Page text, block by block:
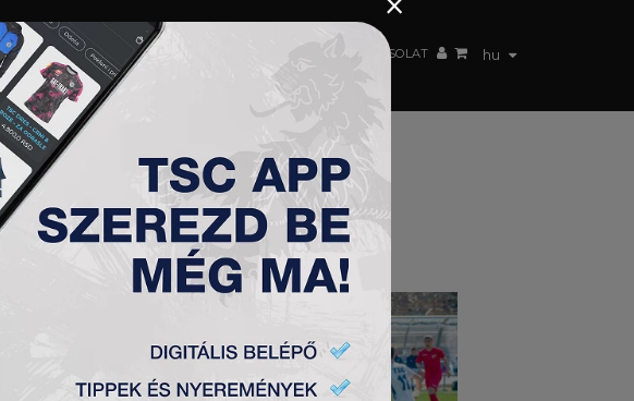
hu
KLUB AKADÉMIA NŐI CSAPAT KAPCSOLAT